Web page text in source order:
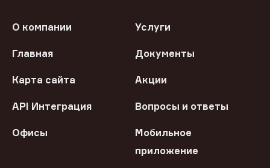
О компании Услуги
Главная Документы
Карта сайта Акции
API Интеграция Вопросы и ответы
Офисы
Мобильное
приложение